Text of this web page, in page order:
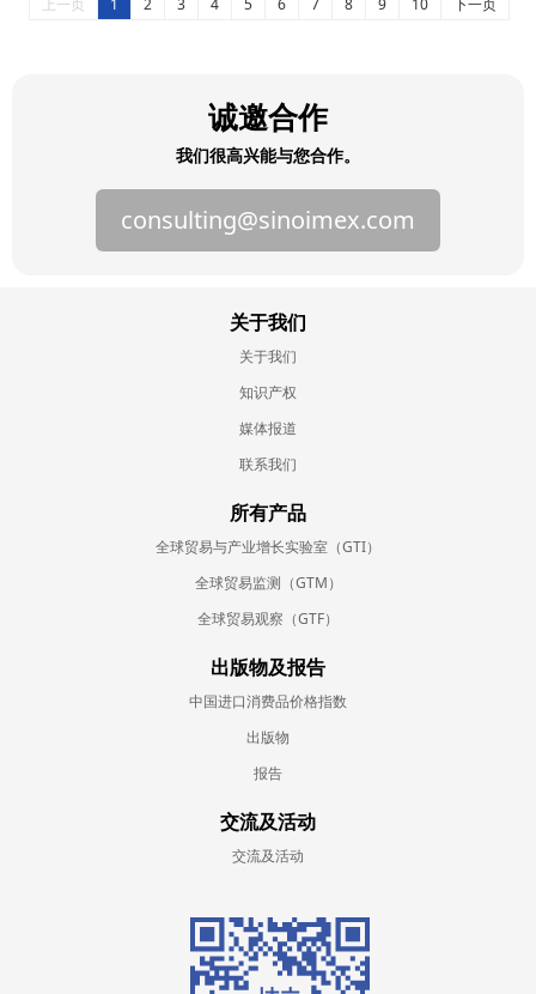
上一页 1 2 3 4 5 6 7 8 9 10 下一页
诚邀合作
我们很高兴能与您合作。
consulting@sinoimex.com
关于我们
关于我们
知识产权
媒体报道
联系我们
所有产品
全球贸易与产业增长实验室（GTI）
全球贸易监测（GTM）
全球贸易观察（GTF）
出版物及报告
中国进口消费品价格指数
出版物
报告
交流及活动
交流及活动